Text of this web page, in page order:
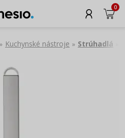
0
» Kuchynské nástroje » Strúhadlá